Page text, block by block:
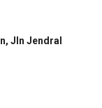
Jln Jendral